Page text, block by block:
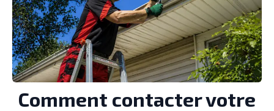
Comment contacter votre